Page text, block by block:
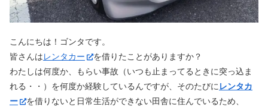
こんにちは！ゴンタです。
皆さんはレンタカー
を借りたことがありますか？
わたしは何度か、もらい事故（いつも止まってるときに突っ込ま
れる・・）を何度か経験しているんですが、そのたびに レンタカ
ー
を借りないと日常生活ができない田舎に住んでいるため、